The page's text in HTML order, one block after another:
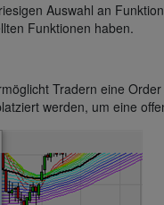
Auswahl an
Funktionen haben.
Tradern eine
werden, um eine